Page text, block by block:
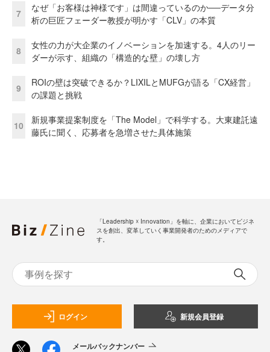
7
なぜ「お客様は神様です」は間違っているのか──データ分
析の巨匠フェーダー教授が明かす「CLV」の本質
8
女性の力が大企業のイノベーションを加速する。4人のリー
ダーが示す、組織の「構造的な壁」の壊し方
9
ROIの壁は突破できるか？LIXILとMUFGが語る「CX経営」
の課題と挑戦
10
新規事業提案制度を「The Model」で科学する。大東建託遠
藤氏に聞く、応募者を急増させた具体施策
「Leadership ☓ Innovation」を軸に、企業においてビジネ
スを創出、変革していく事業開発者のためのメディアで
す。
ログイン 新規会員登録
メールバックナンバー